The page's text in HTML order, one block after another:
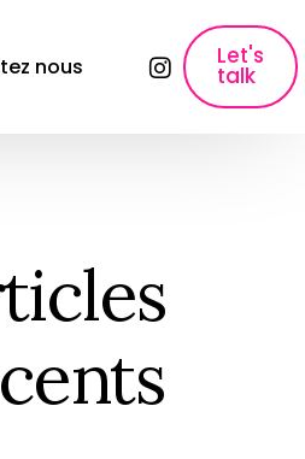
contenu
&#038; Content
fiche produit
fiches produits qui font
nous Let's
talk